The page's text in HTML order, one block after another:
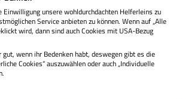
Einwilligung unsere wohldurchdachten Helferleins zu
Service anbieten zu können. Wenn auf „Alle
wird, dann sind auch Cookies mit USA-Bezug
wenn ihr Bedenken habt, deswegen gibt es die
Cookies“ auszuwählen oder auch „Individuelle